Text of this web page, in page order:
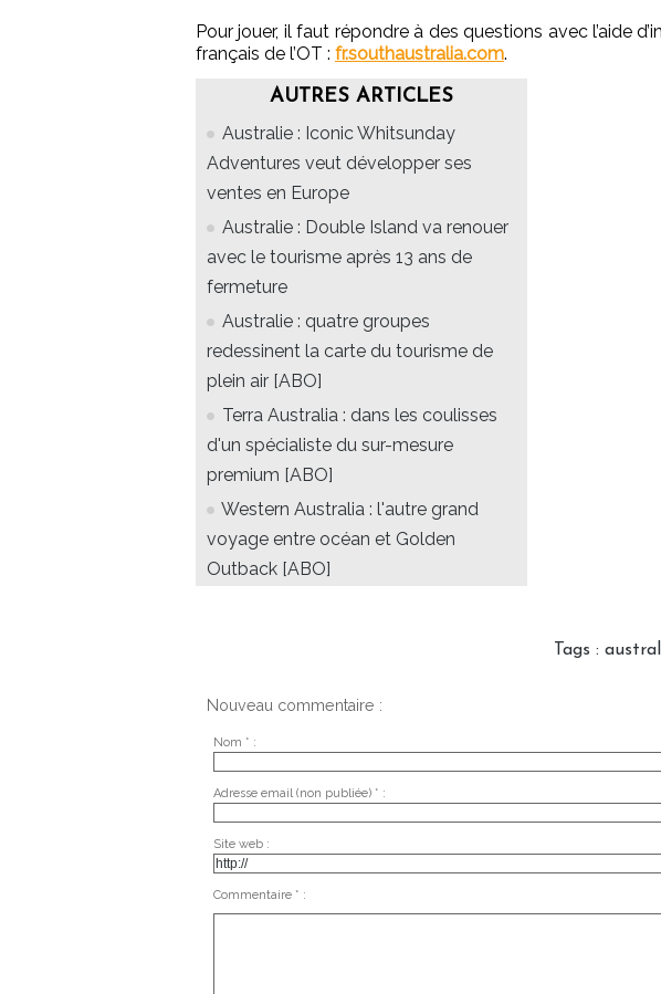
Pour jouer, il faut répondre à des questions avec l’aide
français de l’OT : fr.southaustralia.com.
AUTRES ARTICLES
Australie : Iconic Whitsunday
Adventures veut développer ses
ventes en Europe
Australie : Double Island va renouer
avec le tourisme après 13 ans de
fermeture
Australie : quatre groupes
redessinent la carte du tourisme de
plein air [ABO]
Terra Australia : dans les coulisses
d'un spécialiste du sur-mesure
premium [ABO]
Western Australia : l'autre grand
voyage entre océan et Golden
Outback [ABO]
Tags :
Nouveau commentaire :
Nom * :
Adresse email (non publiée) * :
Site web :
Commentaire * :